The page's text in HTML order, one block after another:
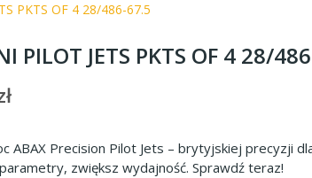
PKTS OF 4 28/486-67.5
PILOT JETS PKTS OF 4 28/
ABAX Precision Pilot Jets – brytyjskiej precyzji
zwiększ wydajność. Sprawdź teraz!